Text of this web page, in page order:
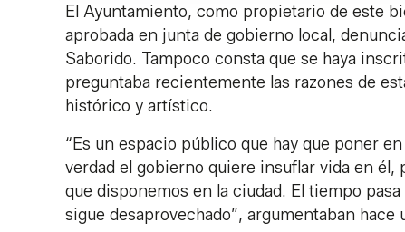
El Ayuntamiento, como propietario de este
aprobada en junta de gobierno local,
Saborido. Tampoco consta que se haya
preguntaba recientemente las razones de
histórico y artístico.
“Es un espacio público que hay que poner
verdad el gobierno quiere insuflar vida en
que disponemos en la ciudad. El tiempo
sigue desaprovechado”, argumentaban